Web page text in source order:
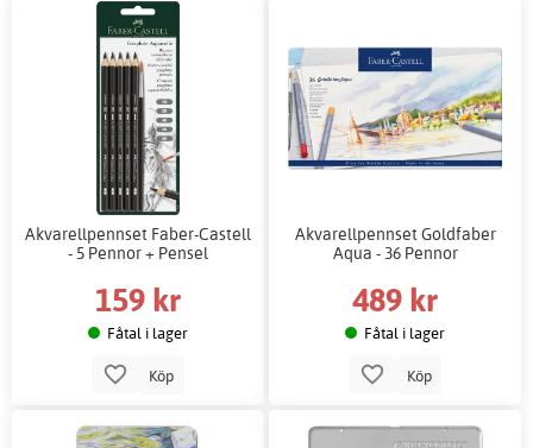
Akvarellpennset Faber-Castell
- 5 Pennor + Pensel
159 kr
Fåtal i lager
Köp
Akvarellpennset Goldfaber
Aqua - 36 Pennor
489 kr
Fåtal i lager
Köp